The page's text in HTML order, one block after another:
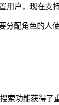
户，现在支
配角色的
索功能获得了